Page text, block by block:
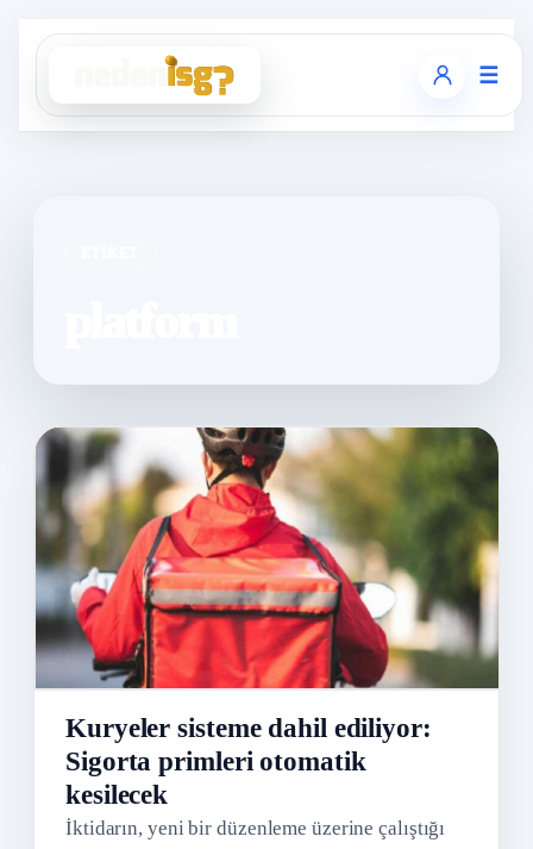
☰
Kuryeler sisteme dahil ediliyor:
Sigorta primleri otomatik
kesilecek
İktidarın, yeni bir düzenleme üzerine çalıştığı